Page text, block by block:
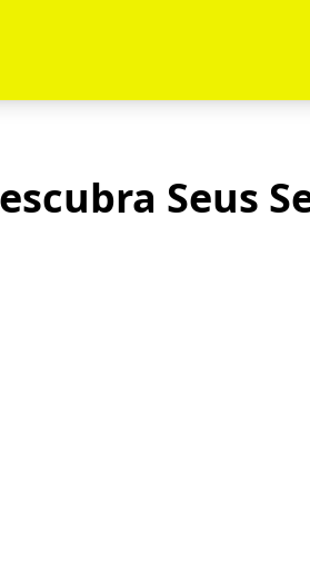
Seus